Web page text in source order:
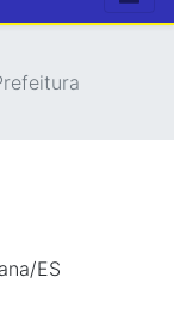
ES